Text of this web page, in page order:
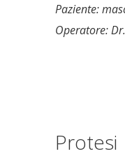
Paziente:
Operatore:
Protesi